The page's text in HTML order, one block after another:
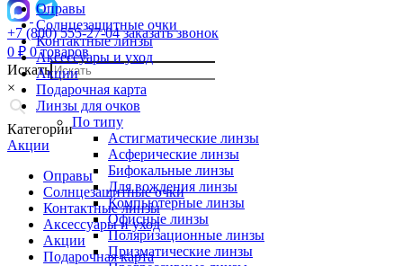
+7 (800) 555-27-04 заказать звонок
0 ₽ 0 товаров
Искать
×
Категории
Акции
Оправы
Солнцезащитные очки
Контактные линзы
Аксессуары и уход
Акции
Подарочная карта
Оправы
Солнцезащитные очки
Контактные линзы
Аксессуары и уход
Акции
Подарочная карта
Линзы для очков
По типу
Астигматические линзы
Асферические линзы
Бифокальные линзы
Для вождения линзы
Компьютерные линзы
Офисные линзы
Поляризационные линзы
Призматические линзы